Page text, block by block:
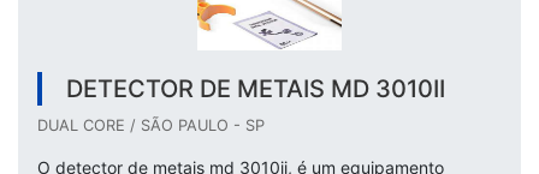
DETECTOR DE METAIS MD 3010II
DUAL CORE / SÃO PAULO - SP
O detector de metais md 3010ii, é um equipamento